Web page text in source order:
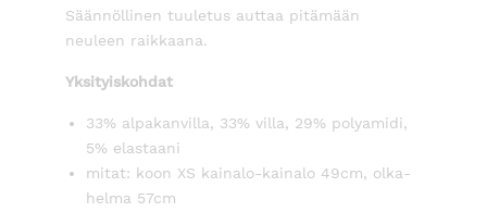
Säännöllinen tuuletus auttaa pitämään
neuleen raikkaana.
Yksityiskohdat
33% alpakanvilla, 33% villa, 29% polyamidi,
5% elastaani
mitat: koon XS kainalo-kainalo 49cm, olka-
helma 57cm